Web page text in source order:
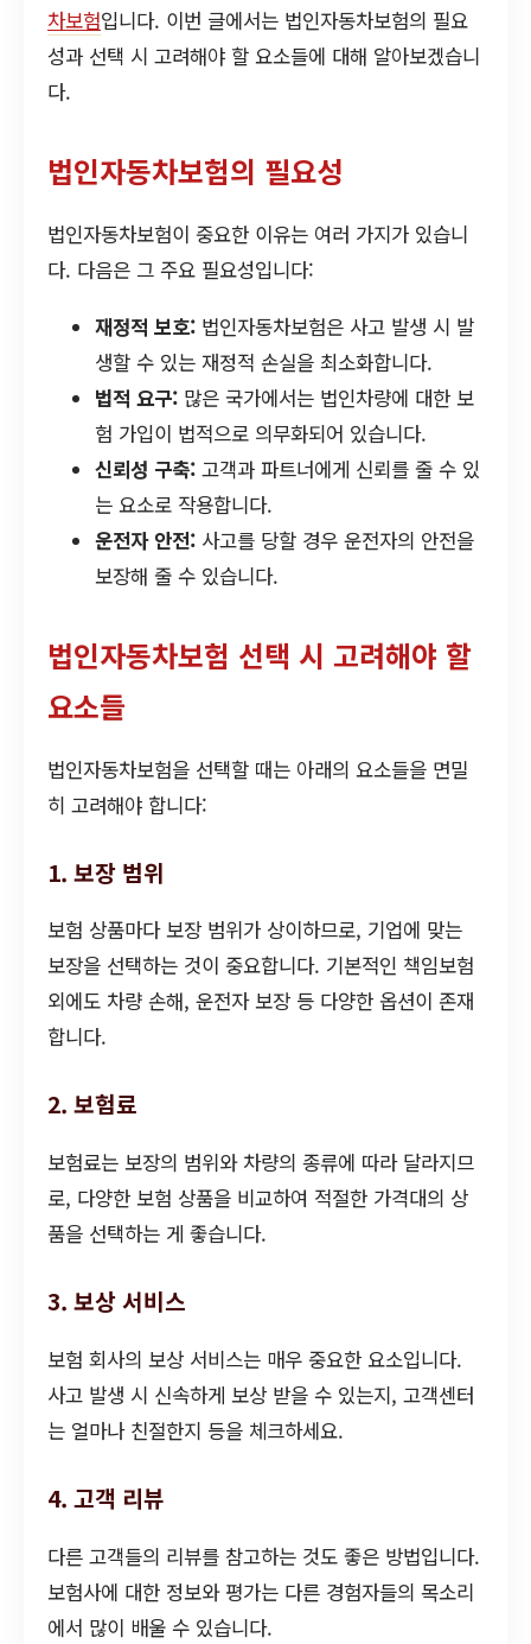
차보험입니다. 이번 글에서는 법인자동차보험의 필요
성과 선택 시 고려해야 할 요소들에 대해 알아보겠습니
다.
법인자동차보험의 필요성
법인자동차보험이 중요한 이유는 여러 가지가 있습니
다. 다음은 그 주요 필요성입니다:
재정적 보호: 법인자동차보험은 사고 발생 시 발
생할 수 있는 재정적 손실을 최소화합니다.
법적 요구: 많은 국가에서는 법인차량에 대한 보
험 가입이 법적으로 의무화되어 있습니다.
신뢰성 구축: 고객과 파트너에게 신뢰를 줄 수 있
는 요소로 작용합니다.
운전자 안전: 사고를 당할 경우 운전자의 안전을
보장해 줄 수 있습니다.
법인자동차보험 선택 시 고려해야 할
요소들
법인자동차보험을 선택할 때는 아래의 요소들을 면밀
히 고려해야 합니다:
1. 보장 범위
보험 상품마다 보장 범위가 상이하므로, 기업에 맞는
보장을 선택하는 것이 중요합니다. 기본적인 책임보험
외에도 차량 손해, 운전자 보장 등 다양한 옵션이 존재
합니다.
2. 보험료
보험료는 보장의 범위와 차량의 종류에 따라 달라지므
로, 다양한 보험 상품을 비교하여 적절한 가격대의 상
품을 선택하는 게 좋습니다.
3. 보상 서비스
보험 회사의 보상 서비스는 매우 중요한 요소입니다.
사고 발생 시 신속하게 보상 받을 수 있는지, 고객센터
는 얼마나 친절한지 등을 체크하세요.
4. 고객 리뷰
다른 고객들의 리뷰를 참고하는 것도 좋은 방법입니다.
보험사에 대한 정보와 평가는 다른 경험자들의 목소리
에서 많이 배울 수 있습니다.